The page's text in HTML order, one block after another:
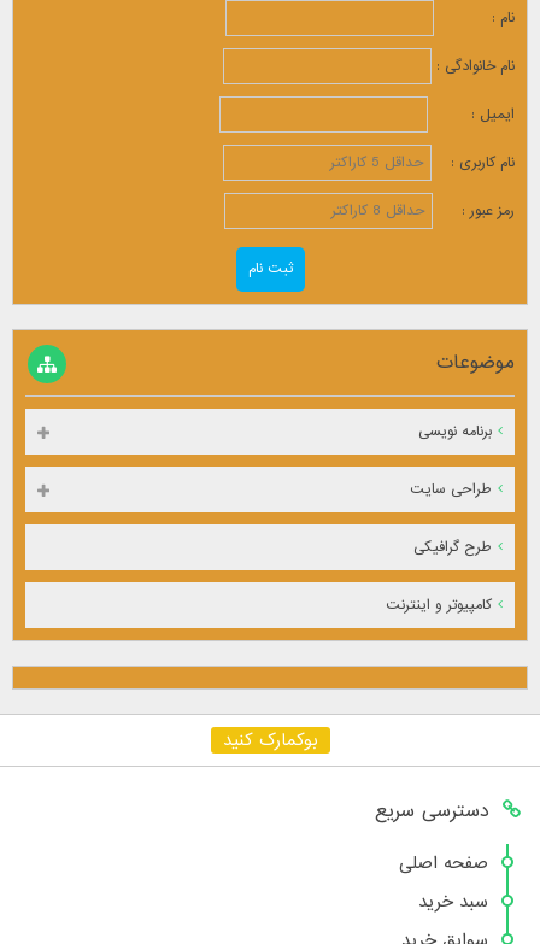
نام :
نام خانوادگی :
ایمیل :
نام کاربری :
رمز عبور :
موضوعات
برنامه نویسی
طراحی سایت
طرح گرافیکی
کامپیوتر و اینترنت
بوکمارک کنید
دسترسی سریع
صفحه اصلی
سبد خرید